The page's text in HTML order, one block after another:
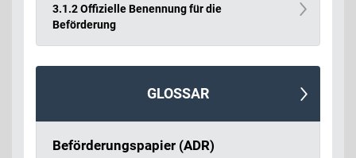
3.1.2 Offizielle Benennung für die
Beförderung
GLOSSAR
Beförderungspapier (ADR)